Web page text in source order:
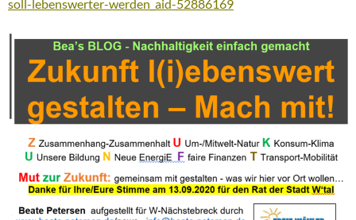
soll-lebenswerter-werden_aid-52886169